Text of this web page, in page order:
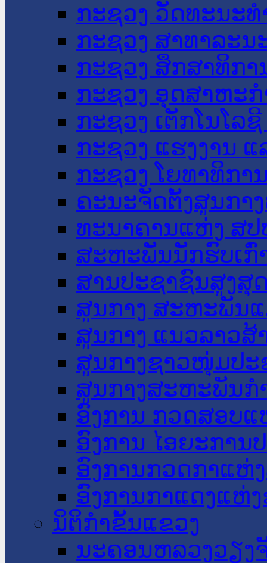
ກະຊວງ ວັດທະນະ
ກະຊວງ ສາທາລະນ
ກະຊວງ ສຶກສາທິກາ
ກະຊວງ ອຸດສາຫະ
ກະຊວງ ເຕັກໂນໂລ
ກະຊວງ ແຮງງານ
ກະຊວງ ໂຍທາທິກາ
ຄະນະຈັດຕັ້ງສູນກາ
ທະນາຄານແຫ່ງ ສປ
ສະຫະພັນນັກຮົບເກົ່
ສານປະຊາຊົນສູງສຸ
ສູນກາງ ສະຫະພັນ
ສູນກາງ ແນວລາວສ້
ສູນກາງຊາວໜຸ່ມປະ
ສູນກາງສະຫະພັນກ
ອົງການ ກວດສອບແ
ອົງການ ໄອຍະການ
ອົງການກວດກາແຫ່
ອົງການກາແດງແຫ່
ນິຕິກໍາຂັ້ນແຂວງ
ນະ​ຄອນ​ຫລວງວຽງ